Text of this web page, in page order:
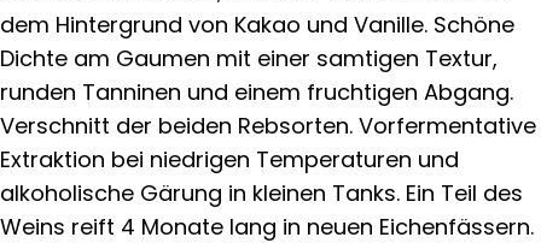
dem Hintergrund von Kakao und Vanille. Schöne
Dichte am Gaumen mit einer samtigen Textur,
runden Tanninen und einem fruchtigen Abgang.
Verschnitt der beiden Rebsorten. Vorfermentative
Extraktion bei niedrigen Temperaturen und
alkoholische Gärung in kleinen Tanks. Ein Teil des
Weins reift 4 Monate lang in neuen Eichenfässern.